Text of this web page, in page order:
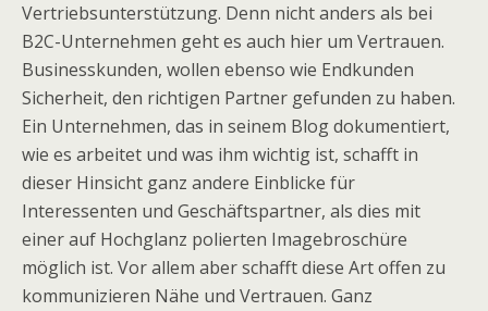
Vertriebsunterstützung. Denn nicht anders als bei
B2C-Unternehmen geht es auch hier um Vertrauen.
Businesskunden, wollen ebenso wie Endkunden
Sicherheit, den richtigen Partner gefunden zu haben.
Ein Unternehmen, das in seinem Blog dokumentiert,
wie es arbeitet und was ihm wichtig ist, schafft in
dieser Hinsicht ganz andere Einblicke für
Interessenten und Geschäftspartner, als dies mit
einer auf Hochglanz polierten Imagebroschüre
möglich ist. Vor allem aber schafft diese Art offen zu
kommunizieren Nähe und Vertrauen. Ganz